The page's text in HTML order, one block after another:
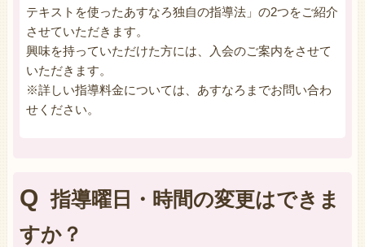
テキストを使ったあすなろ独自の指導法」の2つをご紹介
させていただきます。
興味を持っていただけた方には、入会のご案内をさせて
いただきます。
※詳しい指導料金については、あすなろまでお問い合わ
せください。
Q 指導曜日・時間の変更はできま
すか？